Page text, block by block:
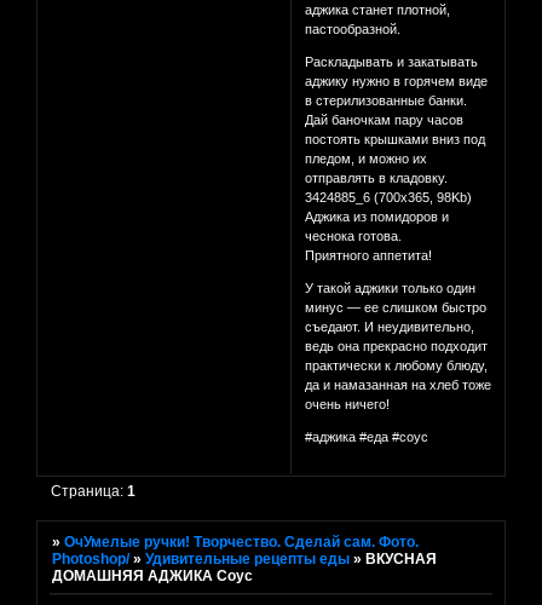
аджика станет плотной,
пастообразной.
Раскладывать и закатывать
аджику нужно в горячем виде
в стерилизованные банки.
Дай баночкам пару часов
постоять крышками вниз под
пледом, и можно их
отправлять в кладовку.
3424885_6 (700x365, 98Kb)
Аджика из помидоров и
чеснока готова.
Приятного аппетита!
У такой аджики только один
минус — ее слишком быстро
съедают. И неудивительно,
ведь она прекрасно подходит
практически к любому блюду,
да и намазанная на хлеб тоже
очень ничего!
#аджика #еда #соус
Страница:1
»ОчУмелые ручки! Творчество. Сделай сам. Фото.
Photoshop/ »Удивительные рецепты еды »ВКУСНАЯ
ДОМАШНЯЯ АДЖИКА Соус